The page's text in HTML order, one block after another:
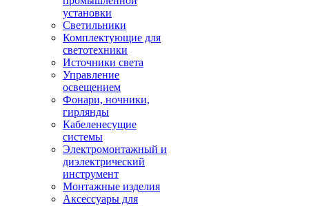
установки
Светильники
Комплектующие для
светотехники
Источники света
Управление
освещением
Фонари, ночники,
гирлянды
Кабеленесущие
системы
Электромонтажный и
диэлектрический
инструмент
Монтажные изделия
Аксессуары для